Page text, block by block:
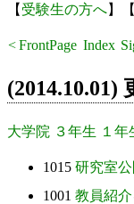
【 受験生の方へ】【
<FrontPage Index
(2014.10.01)
大学院 ３年生 １年
1015 研究室公
1001 教員紹介